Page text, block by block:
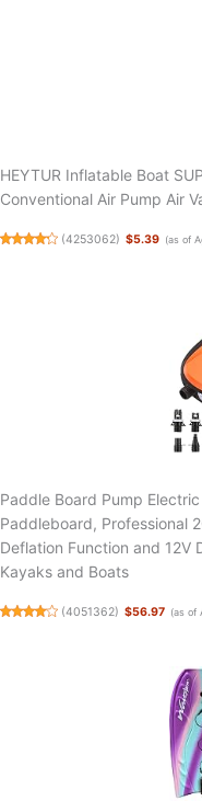
HEYTUR Inflatable Boat
Conventional Air Pump Air
(4253062) $5.39 (as of
Paddle Board Pump
Paddleboard, Professional
Deflation Function and 12V
Kayaks and Boats
(4051362) $56.97 (as of